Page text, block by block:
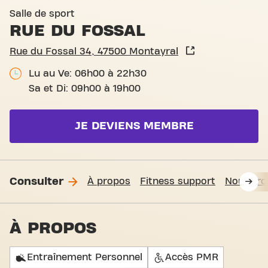
Salle de sport
RUE DU FOSSAL
Rue du Fossal 34, 47500 Montayral
Lu au Ve: 06h00 à 22h30
Sa et Di: 09h00 à 19h00
JE DEVIENS MEMBRE
Consulter À propos Fitness support Nous
À PROPOS
Entraînement Personnel Accès PMR